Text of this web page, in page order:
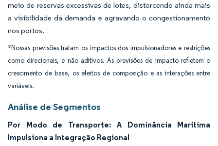
meio de reservas excessivas de lotes, distorcendo ainda mais
a visibilidade da demanda e agravando o congestionamento
nos portos.
*Nossas previsões tratam os impactos dos impulsionadores e restrições
como direcionais, e não aditivos. As previsões de impacto refletem o
crescimento de base, os efeitos de composição e as interações entre
variáveis.
Análise de Segmentos
Por Modo de Transporte: A Dominância Marítima
Impulsiona a Integração Regional